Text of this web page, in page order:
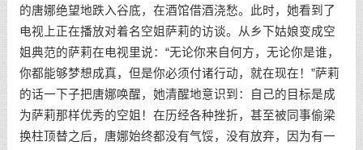
的唐娜绝望地跌入谷底，在酒馆借酒浇愁。此时，她看到了
电视上正在播放对着名空姐萨莉的访谈。从乡下姑娘变成空
姐典范的萨莉在电视里说：“无论你来自何方，无论你是谁，
你都能够梦想成真，但是你必须付诸行动，就在现在！”萨莉
的话一下子把唐娜唤醒，她清醒地意识到：自己的目标是成
为萨莉那样优秀的空姐！在历经各种挫折，甚至被同事偷梁
换柱顶替之后，唐娜始终都没有气馁，没有放弃，因为有一